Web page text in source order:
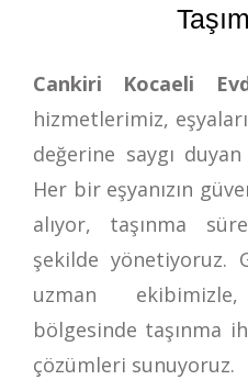
Cankiri Kocaeli
hizmetlerimiz,
değerine saygı
Her bir eşyanızın
alıyor, taşınma
şekilde yönetiyoruz.
uzman
bölgesinde taşınma
çözümleri sunuyoruz.